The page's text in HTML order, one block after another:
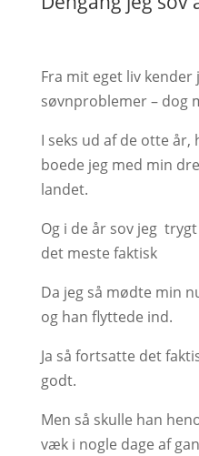
Fra mit eget liv kender
søvnproblemer – dog
I seks ud af de otte år,
boede jeg med min
landet.
Og i de år sov jeg
det meste faktisk
Da jeg så mødte min
og han flyttede ind.
Ja så fortsatte det
godt.
Men så skulle han
væk i nogle dage af